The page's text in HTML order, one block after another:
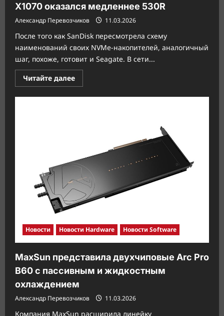
X1070 оказался медленнее 530R
Александр Перевозчиков 11.03.2026
После того как SanDisk пересмотрела схему
наименований своих NVMe-накопителей, аналогичный
шаг, похоже, готовит и Seagate. В сети...
Читайте далееПрочитать
больше
Seagate
медленнее
530R
Новости Новости Hardware Новости Software
MaxSun представила двухчиповые Arc Pro
B60 с пассивным и жидкостным
охлаждением
Александр Перевозчиков 11.03.2026
Компания MaxSun расширила линейку